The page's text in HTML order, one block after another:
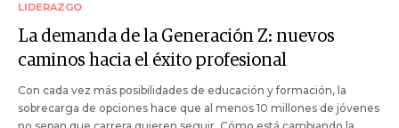
LIDERAZGO
La demanda de la Generación Z: nuevos
caminos hacia el éxito profesional
Con cada vez más posibilidades de educación y formación, la
sobrecarga de opciones hace que al menos 10 millones de jóvenes